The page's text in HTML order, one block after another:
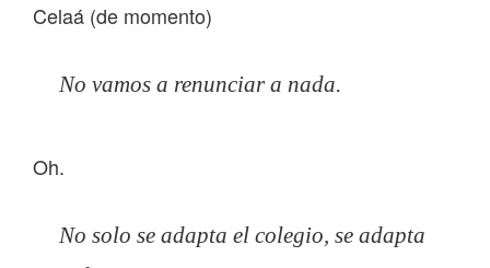
Celaá (de momento)
No vamos a renunciar a nada.
Oh.
No solo se adapta el colegio, se adapta